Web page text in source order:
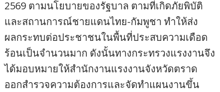
2569 ตามนโยบายของรัฐบาล ตามที่เกิดภัยพิบัติ
และสถานการณ์ชายแดนไทย-กัมพูชา ทำให้ส่ง
ผลกระทบต่อประชาชนในพื้นที่ประสบความเดือด
ร้อนเป็นจำนวนมาก ดังนั้นทางกระทรวงแรงงานจึง
ได้มอบหมายให้สำนักงานแรงงานจังหวัดตราด
ออกสำรวจความต้องการและจัดทำแผนงานขึ้น